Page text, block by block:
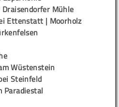
Mühle
Ettenstatt | Moorholz
Wüstenstein
Steinfeld
Paradiestal